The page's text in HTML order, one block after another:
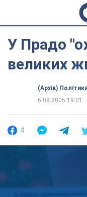
У Прадо
великих
(Архів)
6.08.2005 19:01
0